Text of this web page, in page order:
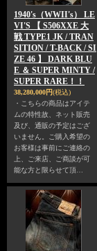
1940's（WWII's） LE
VI'S 【 S506XXE 大
戦 TYPE1 JK / TRAN
SITION / T-BACK / SI
ZE 46 】 DARK BLU
E ＆ SUPER MINTY /
SUPER RARE！！
38,280,000円(税込)
・こちらの商品はアイテ
ムの特性故、ネット販売
及び、通販の予定はござ
いません。ご購入希望の
お客様は事前にご連絡の
上、ご来店、ご商談が可
能な方と限らせて頂…